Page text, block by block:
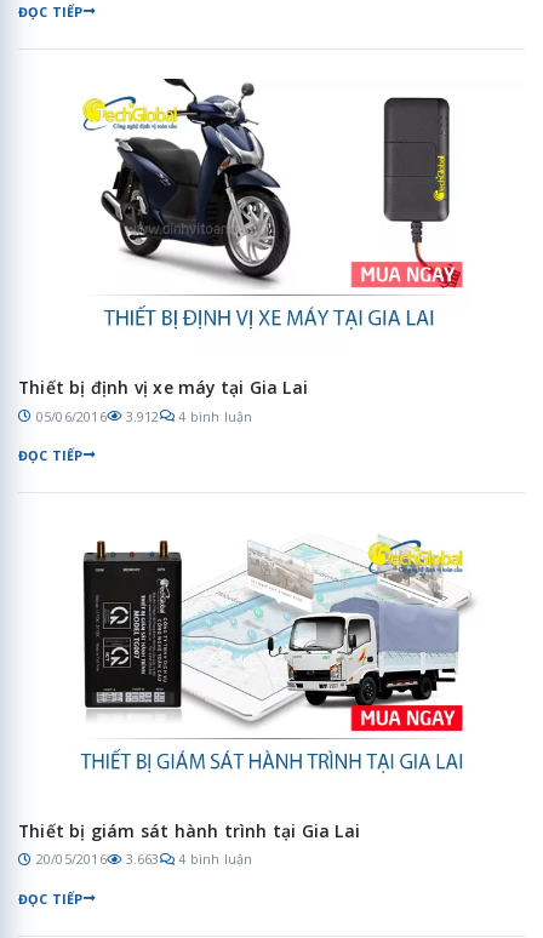
ĐỌC TIẾP
Thiết bị định vị xe máy tại Gia Lai
05/06/2016 3.912 4 bình luận
ĐỌC TIẾP
Thiết bị giám sát hành trình tại Gia Lai
20/05/2016 3.663 4 bình luận
ĐỌC TIẾP